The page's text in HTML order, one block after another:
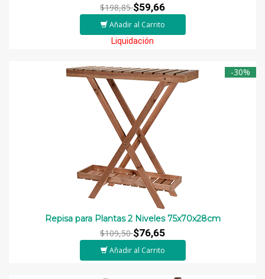
$198,85$59,66
Añadir al Carrito
Liquidación
-30%
Repisa para Plantas 2 Niveles 75x70x28cm
$109,50$76,65
Añadir al Carrito